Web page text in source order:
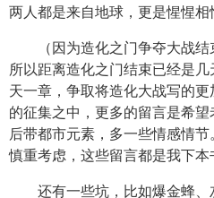
两人都是来自地球，更是惺惺相
（因为造化之门争夺大战
所以距离造化之门结束已经是
天一章，争取将造化大战写的
的征集之中，更多的留言是希
后带都市元素，多一些情感情
慎重考虑，这些留言都是我下本
还有一些坑，比如爆金蜂